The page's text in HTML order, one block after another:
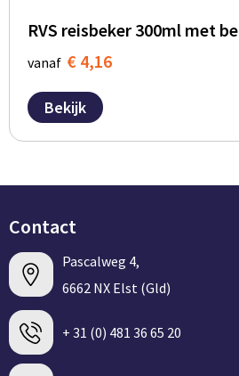
RVS reisbeker 300ml met
vanaf € 4,16
Bekijk
Contact
Pascalweg 4,
6662 NX Elst (Gld)
+ 31 (0) 481 36 65 20